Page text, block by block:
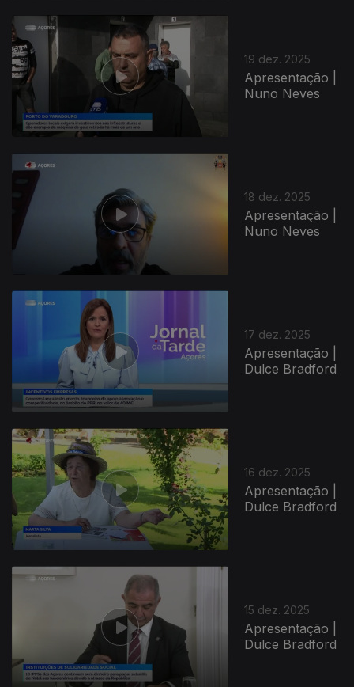
19 dez. 2025
Apresentação |
Nuno Neves
18 dez. 2025
Apresentação |
Nuno Neves
17 dez. 2025
Apresentação |
Dulce Bradford
16 dez. 2025
Apresentação |
Dulce Bradford
15 dez. 2025
Apresentação |
Dulce Bradford
896084